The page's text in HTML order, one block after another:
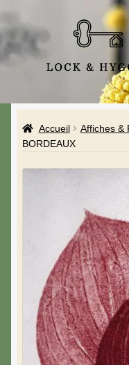
Le Studio
La Boutique
Mon compte
Blog & Hygge
Accueil Affiches &
BORDEAUX